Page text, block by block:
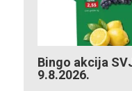
Bingo akcija
9.8.2026.